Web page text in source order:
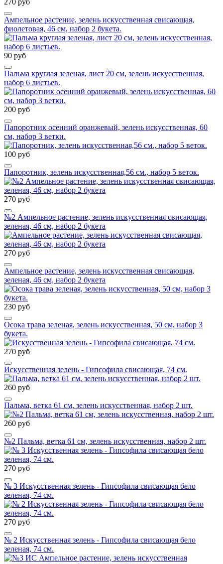
270 руб
Ампельное растение, зелень искусственная свисающая,
фиолетовая, 46 см, набор 2 букета.
90 руб
Пальма круглая зеленая, лист 20 см, зелень искусственная,
набор 6 листьев.
200 руб
Папоротник осенний оранжевый, зелень искусственная, 60
см, набор 3 ветки.
100 руб
Папоротник, зелень искусственная,56 см., набор 5 веток.
270 руб
№2 Ампельное растение, зелень искусственная свисающая,
зеленая, 46 см, набор 2 букета
270 руб
Ампельное растение, зелень искусственная свисающая,
зеленая, 46 см, набор 2 букета
230 руб
Осока трава зеленая, зелень искусственная, 50 см, набор 3
букета.
270 руб
Искусственная зелень - Гипсофила свисающая, 74 см.
260 руб
Пальма, ветка 61 см, зелень искусственная, набор 2 шт.
260 руб
№2 Пальма, ветка 61 см, зелень искусственная, набор 2 шт.
270 руб
№ 3 Искусственная зелень - Гипсофила свисающая бело
зеленая, 74 см.
270 руб
№ 2 Искусственная зелень - Гипсофила свисающая бело
зеленая, 74 см.